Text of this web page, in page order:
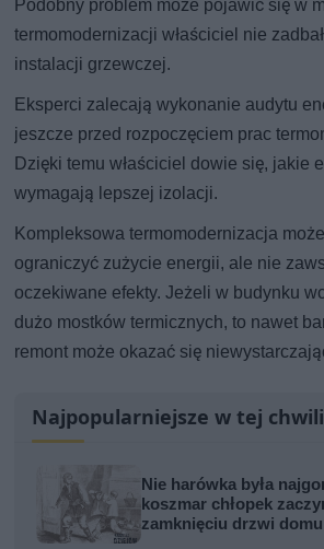
Podobny problem może pojawić się w
termomodernizacji właściciel nie
instalacji grzewczej.
Eksperci zalecają wykonanie audytu
jeszcze przed rozpoczęciem prac
Dzięki temu właściciel dowie się, jakie
wymagają lepszej izolacji.
Kompleksowa termomodernizacja
ograniczyć zużycie energii, ale nie
oczekiwane efekty. Jeżeli w budynku
dużo mostków termicznych, to nawet
remont może okazać się
Najpopularniejsze w tej chwili
Nie harówka była
koszmar chłopek
zamknięciu drzwi domu